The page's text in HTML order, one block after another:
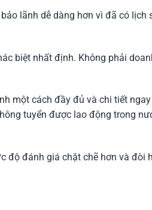
lãnh dễ dàng hơn vì đã có lịch
biệt nhất định. Không phải
một cách đầy đủ và chi tiết
tuyển được lao động trong
độ đánh giá chặt chẽ hơn và đòi